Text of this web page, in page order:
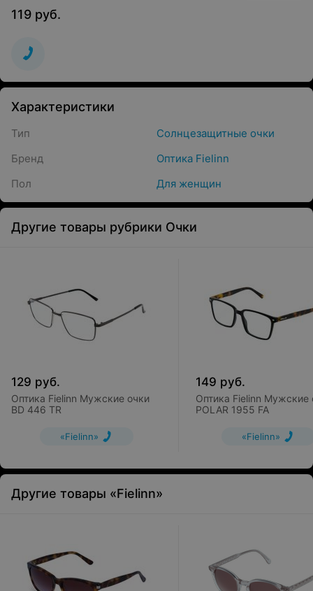
119 руб.
Характеристики
Тип
Солнцезащитные очки
Бренд
Оптика Fielinn
Пол
Для женщин
Другие товары рубрики Очки
129 руб.
Оптика Fielinn Мужские очки
BD 446 TR
«Fielinn»
149 руб.
Оптика Fielinn Мужские
POLAR 1955 FA
«Fielinn»
Другие товары «Fielinn»